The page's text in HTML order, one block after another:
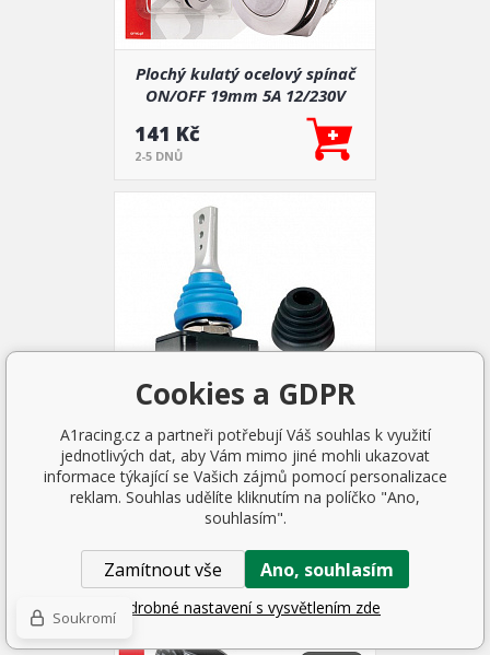
Plochý kulatý ocelový spínač
ON/OFF 19mm 5A 12/230V
141 Kč
2-5 DNŮ
Vypínač s barevnými kryty
12/24V - 20A
SKLADEM 1 KS
Cookies a GDPR
A1racing.cz a partneři potřebují Váš souhlas k využití
jednotlivých dat, aby Vám mimo jiné mohli ukazovat
informace týkající se Vašich zájmů pomocí personalizace
reklam. Souhlas udělíte kliknutím na políčko "Ano,
souhlasím".
Zamítnout vše Ano, souhlasím
Podrobné nastavení s vysvětlením zde
Soukromí